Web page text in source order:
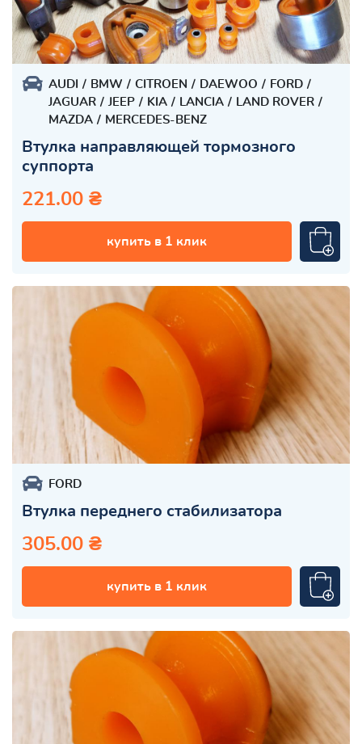
AUDI BMW CITROEN DAEWOO
FORD
JAGUAR
JEEP KIA LANCIA
LAND ROVER
MAZDA
MERCEDES-BENZ
Втулка направляющей тормозного
суппорта
221.00 ₴
купить в 1 клик
FORD
Втулка переднего стабилизатора
305.00 ₴
купить в 1 клик